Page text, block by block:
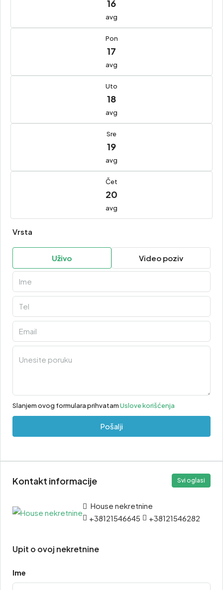
16
avg
Pon
17
avg
Uto
18
avg
Sre
19
avg
Čet
20
avg
Vrsta
Uživo Video poziv
Slanjem ovog formulara prihvatamUslove korišćenja
Pošalji
Kontakt informacije Svi oglasi
House nekretnine
+38121546645
+38121546282
Upit o ovoj nekretnine
Ime